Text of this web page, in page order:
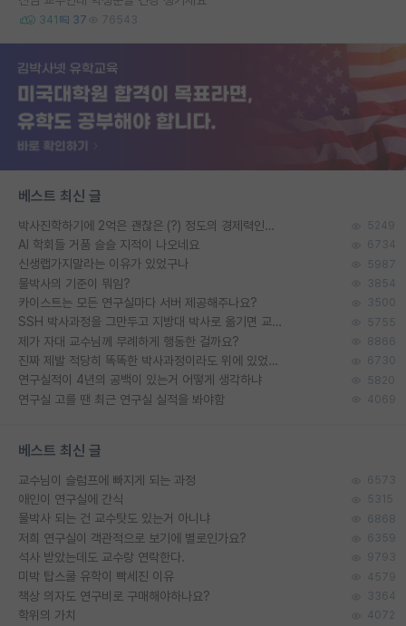
341 37 76543
베스트 최신 글
박사진학하기에 2억은 괜찮은 (?) 정도의 경제력인가요 5249
AI 학회들 거품 슬슬 지적이 나오네요 6734
신생랩가지말라는 이유가 있었구나 5987
물박사의 기준이 뭐임? 3854
카이스트는 모든 연구실마다 서버 제공해주나요? 3500
SSH 박사과정을 그만두고 지방대 박사로 옮기면 교수의 꿈은 끝일까요? 5755
제가 자대 교수님께 무례하게 행동한 걸까요? 8866
진짜 제발 적당히 똑똑한 박사과정이라도 위에 있었으면.. 6730
연구실적이 4년의 공백이 있는거 어떻게 생각하냐 5820
연구실 고를 땐 최근 연구실 실적을 봐야함 4069
베스트 최신 글
교수님이 슬럼프에 빠지게 되는 과정 6573
애인이 연구실에 간식 5315
물박사 되는 건 교수탓도 있는거 아니냐 6868
저희 연구실이 객관적으로 보기에 별로인가요? 6359
석사 받았는데도 교수랑 연락한다. 9793
미박 탑스쿨 유학이 빡세진 이유 4579
책상 의자도 연구비로 구매해야하나요? 3364
학위의 가치 4072